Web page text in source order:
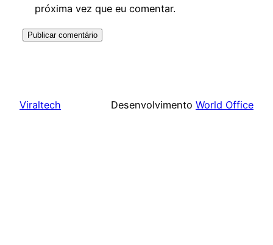
próxima vez que eu comentar.
Viraltech Desenvolvimento World Office